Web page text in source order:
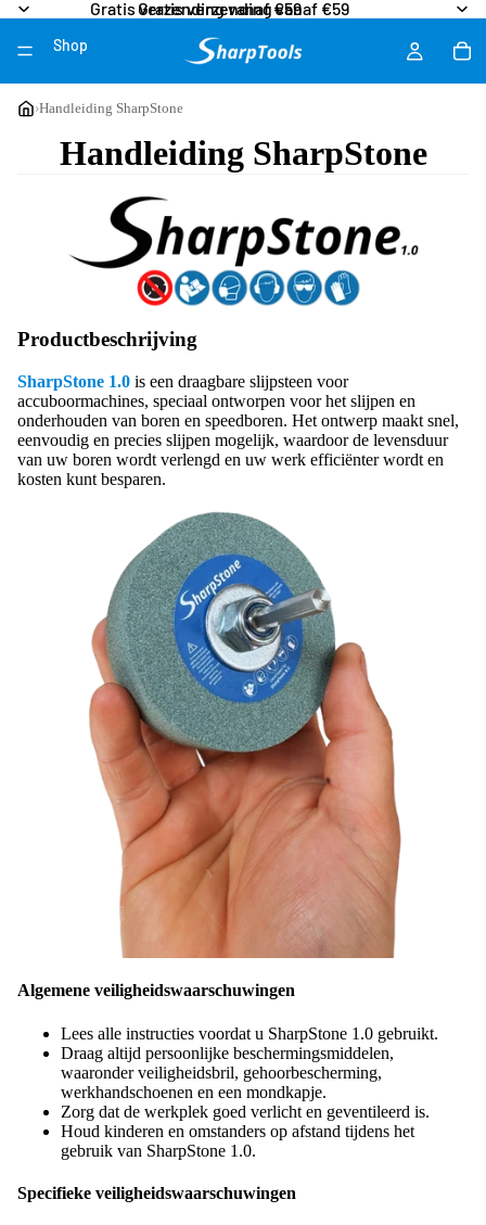
Gratis verzending vanaf €59
Gratis verzending vanaf €59
Shop
›Handleiding SharpStone
Handleiding SharpStone
Productbeschrijving
SharpStone 1.0 is een draagbare slijpsteen voor
accuboormachines, speciaal ontworpen voor het slijpen en
onderhouden van boren en speedboren. Het ontwerp maakt snel,
eenvoudig en precies slijpen mogelijk, waardoor de levensduur
van uw boren wordt verlengd en uw werk efficiënter wordt en
kosten kunt besparen.
Algemene veiligheidswaarschuwingen
Lees alle instructies voordat u SharpStone 1.0 gebruikt.
Draag altijd persoonlijke beschermingsmiddelen,
waaronder veiligheidsbril, gehoorbescherming,
werkhandschoenen en een mondkapje.
Zorg dat de werkplek goed verlicht en geventileerd is.
Houd kinderen en omstanders op afstand tijdens het
gebruik van SharpStone 1.0.
Specifieke veiligheidswaarschuwingen